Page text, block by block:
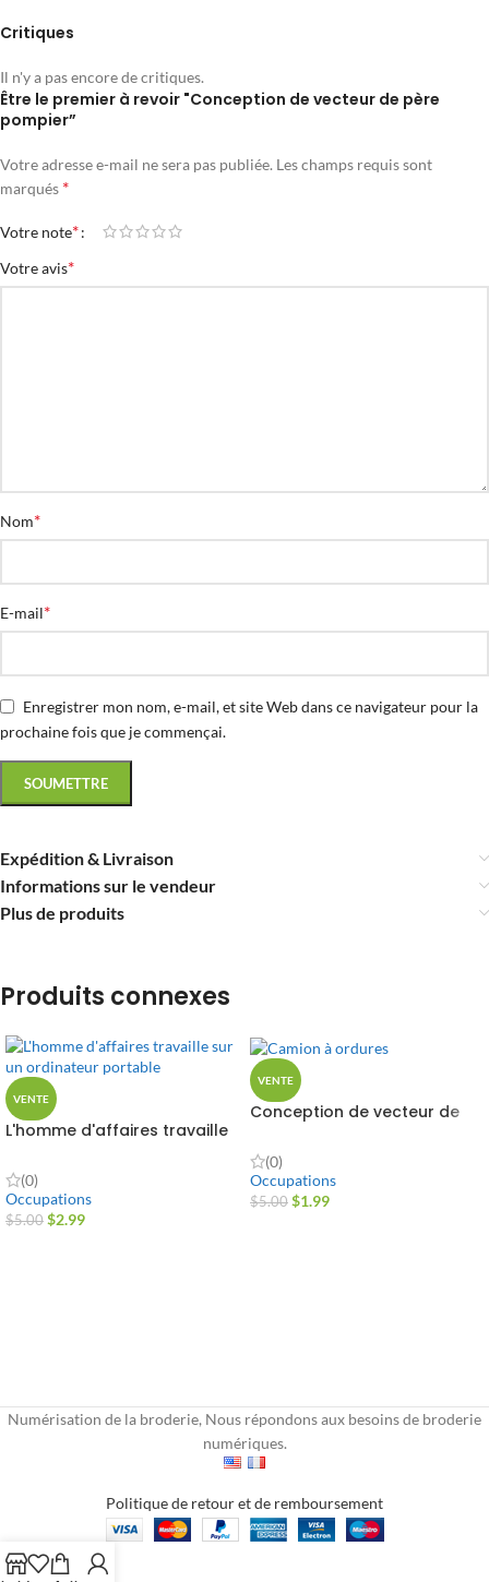
Critiques
Il n'y a pas encore de critiques.
Être le premier à revoir "Conception de vecteur de père
pompier”
Votre adresse e-mail ne sera pas publiée. Les champs requis sont
marqués *
Votre note*
Votre avis*
Nom*
E-mail*
Enregistrer mon nom, e-mail, et site Web dans ce navigateur pour la
prochaine fois que je commençai.
Expédition & Livraison
Informations sur le vendeur
Plus de produits
Produits connexes
VENTE
L'homme d'affaires travaille
d'ordinateur portable
(0)
Occupations
$5.00 $2.99
VENTE
Conception de vecteur de
(0)
Occupations
$5.00 $1.99
Numérisation de la broderie, Nous répondons aux besoins de broderie
numériques.
Politique de retour et de remboursement